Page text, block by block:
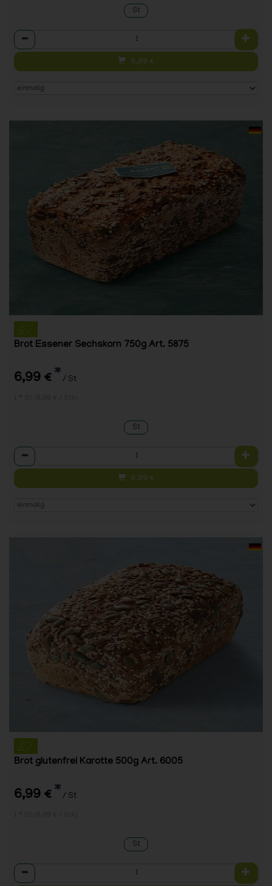
St
Anzahl
6,99 €
Brot Essener Sechskorn 750g Art. 5875
6,99 € * / St
St
Anzahl
6,99 €
Brot glutenfrei Karotte 500g Art. 6005
6,99 € * / St
St
Anzahl